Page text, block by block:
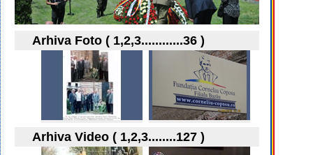
Arhiva Foto ( 1,2,3............36 )
Arhiva Video ( 1,2,3........127 )